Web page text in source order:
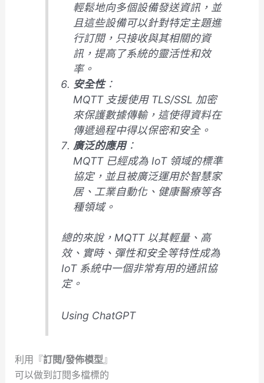
輕鬆地向多個設備發送資訊，並
且這些設備可以針對特定主題進
行訂閱，只接收與其相關的資
訊，提高了系統的靈活性和效
率。
安全性：
MQTT 支援使用 TLS/SSL 加密
來保護數據傳輸，這使得資料在
傳遞過程中得以保密和安全。
廣泛的應用：
MQTT 已經成為 IoT 領域的標準
協定，並且被廣泛運用於智慧家
居、工業自動化、健康醫療等各
種領域。
總的來說，MQTT 以其輕量、高
效、實時、彈性和安全等特性成為
IoT 系統中一個非常有用的通訊協
定。
Using ChatGPT
利用『訂閱/發佈模型 』
可以做到訂閱多檔標的